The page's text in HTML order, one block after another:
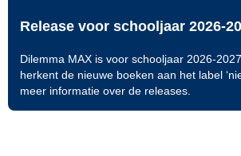
Release voor schooljaar 2026-
Dilemma MAX is voor schooljaar 2026-
herkent de nieuwe boeken aan het label
meer informatie over de releases.